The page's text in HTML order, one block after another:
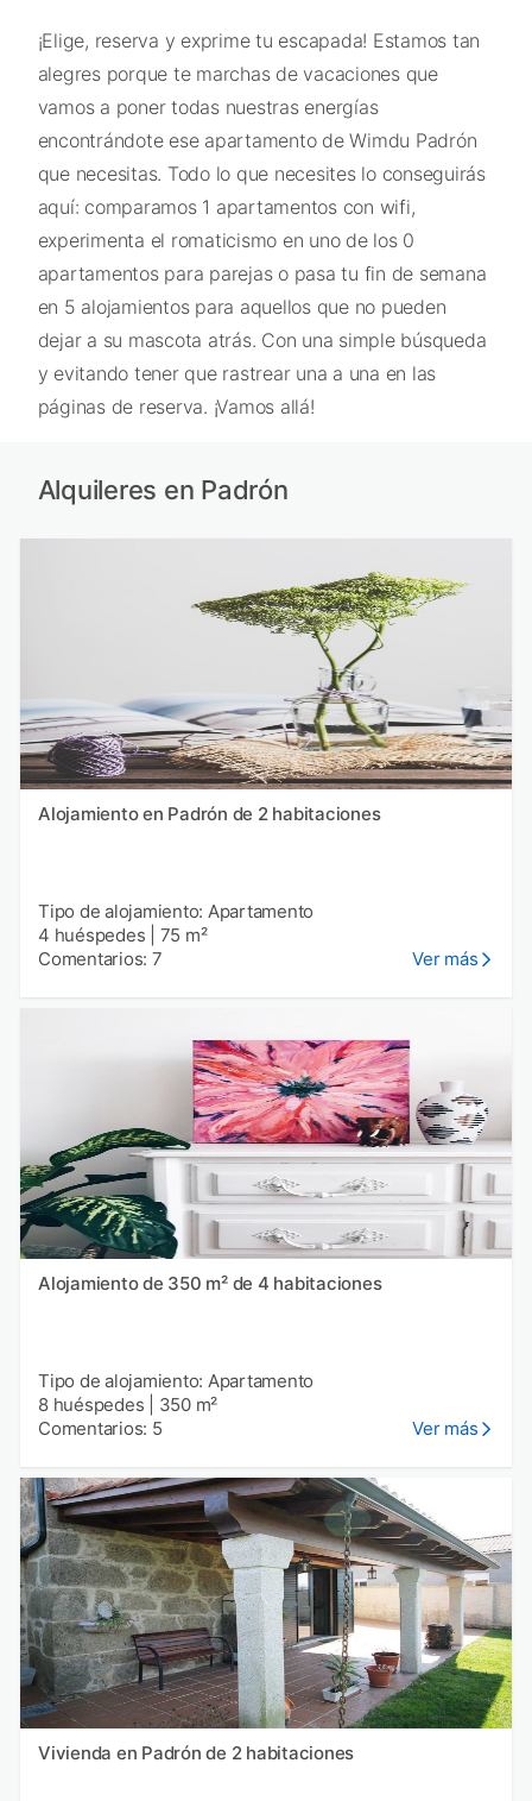
¡Elige, reserva y exprime tu escapada! Estamos tan
alegres porque te marchas de vacaciones que
vamos a poner todas nuestras energías
encontrándote ese apartamento de Wimdu Padrón
que necesitas. Todo lo que necesites lo conseguirás
aquí: comparamos 1 apartamentos con wifi,
experimenta el romaticismo en uno de los 0
apartamentos para parejas o pasa tu fin de semana
en 5 alojamientos para aquellos que no pueden
dejar a su mascota atrás. Con una simple búsqueda
y evitando tener que rastrear una a una en las
páginas de reserva. ¡Vamos allá!
Alquileres en Padrón
Alojamiento en Padrón de 2 habitaciones
Tipo de alojamiento: Apartamento
4 huéspedes
75 m²
Comentarios: 7
Ver más
Alojamiento de 350 m² de 4 habitaciones
Tipo de alojamiento: Apartamento
8 huéspedes
350 m²
Comentarios: 5
Ver más
Vivienda en Padrón de 2 habitaciones